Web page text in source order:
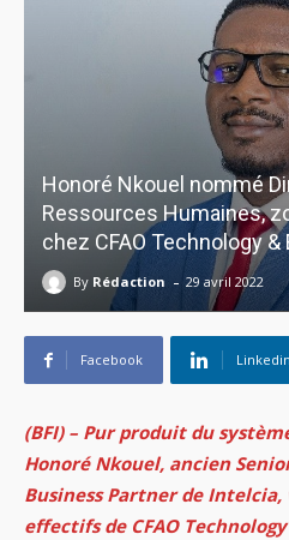
Honoré Nkouel nommé
Ressources Humaines,
chez CFAO Technology &
By Rédaction - 29 avril 2022
Facebook Linkedin
(BFI) – Pur produit du
Honoré Nkouel, ancien
Business Partner de
effectifs de CFAO